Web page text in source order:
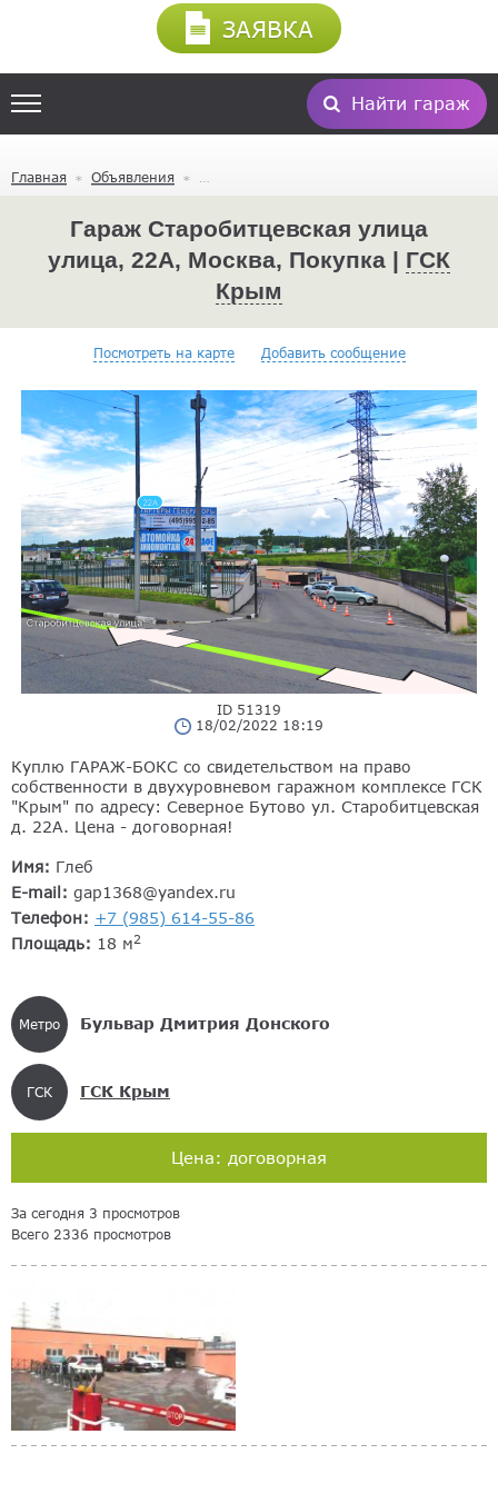
Найти гараж
ЗАЯВКА
Главная Объявления
Гараж Старобитцевская улица
улица, 22А, Москва, Покупка | ГСК
Крым
Посмотреть на карте Добавить сообщение
ID 51319
18/02/2022 18:19
Куплю ГАРАЖ-БОКС со свидетельством на право
собственности в двухуровневом гаражном комплексе ГСК
"Крым" по адресу: Северное Бутово ул. Старобитцевская
д. 22А. Цена - договорная!
Имя: Глеб
E-mail: gap1368@yandex.ru
Телефон: +7 (985) 614-55-86
Площадь: 18 м2
Метро Бульвар Дмитрия Донского
ГСК ГСК Крым
Цена: договорная
За сегодня 3 просмотров
Всего 2336 просмотров